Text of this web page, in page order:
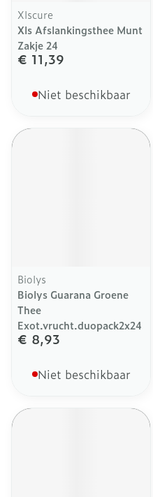
Xlscure
Xls Afslankingsthee Munt
Zakje 24
€ 11,39
Niet beschikbaar
Biolys
Biolys Guarana Groene
Thee
Exot.vrucht.duopack2x24
€ 8,93
Niet beschikbaar